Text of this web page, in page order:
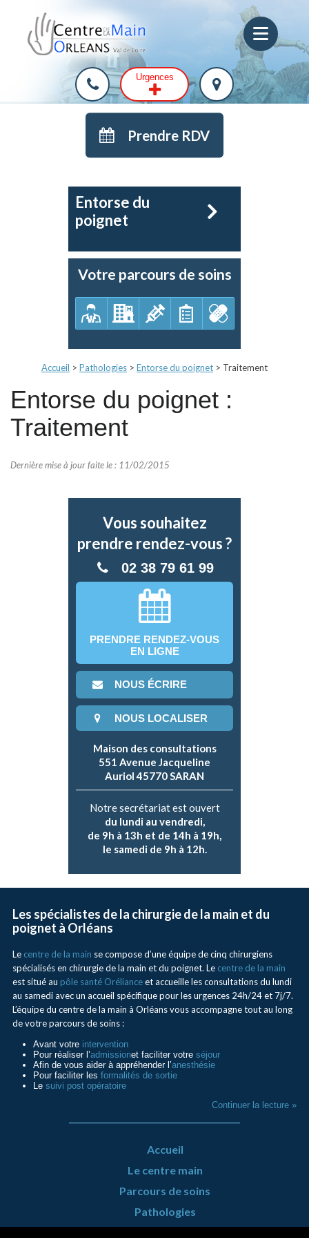
Urgences
Prendre RDV
Entorse du
poignet
Votre parcours de soins
Accueil > Pathologies > Entorse du poignet > Traitement
Entorse du poignet :
Traitement
Dernière mise à jour faite le : 11/02/2015
Vous souhaitez
prendre rendez-vous ?
02 38 79 61 99
PRENDRE RENDEZ-VOUS
EN LIGNE
NOUS ÉCRIRE
NOUS LOCALISER
Maison des consultations
551 Avenue Jacqueline
Auriol 45770 SARAN
Notre secrétariat est ouvert
du lundi au vendredi,
de 9h à 13h et de 14h à 19h,
le samedi de 9h à 12h.
Les spécialistes de la chirurgie de la main et du
poignet à Orléans
Le centre de la main se compose d’une équipe de cinq chirurgiens
spécialisés en chirurgie de la main et du poignet. Le centre de la main
est situé au pôle santé Orélianceet accueille les consultations du lundi
au samedi avec un accueil spécifique pour les urgences 24h/24 et 7j/7.
L’équipe du centre de la main à Orléans vous accompagne tout au long
de votre parcours de soins :
Avant votre intervention
Pour réaliser l’admissionet faciliter votre séjour
Afin de vous aider à appréhender l’anesthésie
Pour faciliter les formalités de sortie
Le suivi post opératoire
Continuer la lecture »
Accueil
Le centre main
Parcours de soins
Pathologies